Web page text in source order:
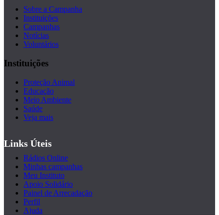
Sobre a Campanha
Instituições
Campanhas
Notícias
Voluntários
Instituições
Proteção Animal
Educação
Meio Ambiente
Saúde
Veja mais
Links Úteis
Rádios Online
Minhas campanhas
Meu Instituto
Apoio Solidário
Painel de Arrecadação
Perfil
Ajuda